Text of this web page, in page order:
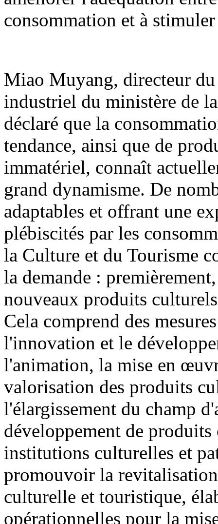
consommation et à
Miao Muyang, directeur
industriel du ministère de
déclaré que la
tendance, ainsi que de
immatériel, connaît
grand dynamisme. De
adaptables et offrant une
plébiscités par les
la Culture et du Tourisme
la demande :
nouveaux produits
Cela comprend des
l'innovation et le
l'animation, la mise en
valorisation des produits
l'élargissement du champ
développement de
institutions culturelles et
promouvoir la
culturelle et touristique,
opérationnelles pour la